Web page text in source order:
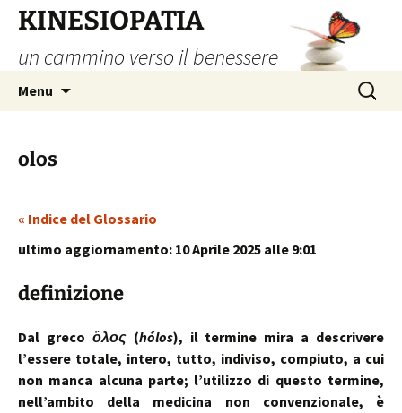
contenuto
KINESIOPATIA
un cammino verso il benessere
Menu
Ricerca
per:
olos
« Indice del Glossario
ultimo aggiornamento: 10 Aprile 2025 alle 9:01
definizione
Dal greco ὅλος (hólos), il termine mira a descrivere
l’essere totale, intero, tutto, indiviso, compiuto, a cui
non manca alcuna parte; l’utilizzo di questo termine,
nell’ambito della medicina non convenzionale, è